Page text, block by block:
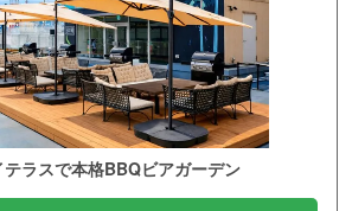
ラスで本格BBQビアガーデン